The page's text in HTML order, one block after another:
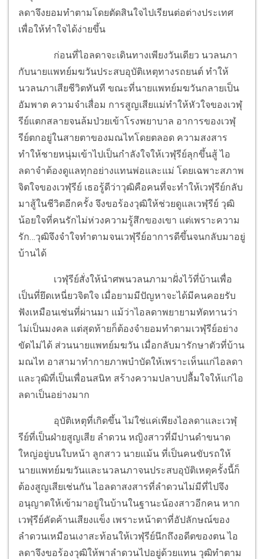
ลดาจึงยอมทำตามโดยตัดสินใจไปเรียนต่อต่างประเทศ
เพื่อให้ทำใจได้ง่ายขึ้น
ก่อนที่ไอลดาจะเดินทางเพียงวันเดียว นวลนภา
กับนายแพทย์มฆวันประสบอุบัติเหตุทางรถยนต์ ทำให้
นวลนภาเสียชีวิตทันที ขณะที่นายแพทย์มฆวันกลายเป็น
อัมพาต ความจำเสื่อม การสูญเสียแม่ทำให้หัวใจของเวฬุ
รีย์แตกสลายจนล้มป่วยเข้าโรงพยาบาล อาการของเวฬุ
รีย์ตกอยู่ในสายตาของมณไทโดยตลอด ความสงสาร
ทำให้ชายหนุ่มเข้าไปเป็นกำลังใจให้เวฬุรีย์ลุกขึ้นสู้ ไอ
ลดาจำต้องดูแลทุกอย่างแทนพ่อและแม่ โดยเฉพาะสภาพ
จิตใจของเวฬุรีย์ เธอรู้ดีว่าวุฒิคือคนที่จะทำให้เวฬุรีย์กลับ
มาสู้ในชีวิตอีกครั้ง จึงขอร้องวุฒิให้ช่วยดูแลเวฬุรีย์ วุฒิ
น้อยใจที่คนรักไม่ห่วงความรู้สึกของเขา แต่เพราะความ
รัก…วุฒิจึงจำใจทำตามจนเวฬุรีย์อาการดีขึ้นจนกลับมาอยู่
บ้านได้
เวฬุรีย์สั่งให้นำศพนวลนภามาฝั่งไว้ที่บ้านเพื่อ
เป็นที่ยึดเหนี่ยวจิตใจ เมื่อยามมีปัญหาจะได้มีคนคอยรับ
ฟังเหมือนเช่นที่ผ่านมา แม้ว่าไอลดาพยายามทัดทานว่า
ไม่เป็นมงคล แต่สุดท้ายก็ต้องจำยอมทำตามเวฬุรีย์อย่าง
ขัดไม่ได้ ส่วนนายแพทย์มฆวัน เมื่อกลับมารักษาตัวที่บ้าน
มณไท อาสามาทำกายภาพบำบัดให้เพราะเห็นแก่ไอลดา
และวุฒิที่เป็นเพื่อนสนิท สร้างความปลาบปลื้มใจให้แก่ไอ
ลดาเป็นอย่างมาก
อุบัติเหตุที่เกิดขึ้น ไม่ใช่แค่เพียงไอลดาและเวฬุ
รีย์ที่เป็นฝ่ายสูญเสีย ลำดวน หญิงสาวที่มีปานดำขนาด
ใหญ่อยู่บนใบหน้า ลูกสาว นายแม้น ที่เป็นคนขับรถให้
นายแพทย์มฆวันและนวลนภาจนประสบอุบัติเหตุครั้งนี้ก็
ต้องสูญเสียเช่นกัน ไอลดาสงสารที่ลำดวนไม่มีที่ไปจึง
อนุญาตให้เข้ามาอยู่ในบ้านในฐานะน้องสาวอีกคน หาก
เวฬุรีย์คัดค้านเสียงแข็ง เพราะหน้าตาที่อัปลักษณ์ของ
ลำดวนเหมือนเงาสะท้อนให้เวฬุรีย์นึกถึงอดีตของตน ไอ
ลดาจึงขอร้องวุฒิให้พาลำดวนไปอยู่ด้วยแทน วุฒิทำตาม